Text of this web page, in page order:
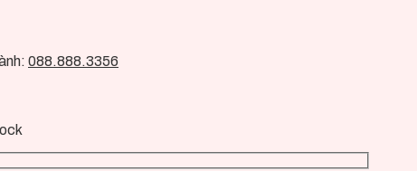
088.888.3356